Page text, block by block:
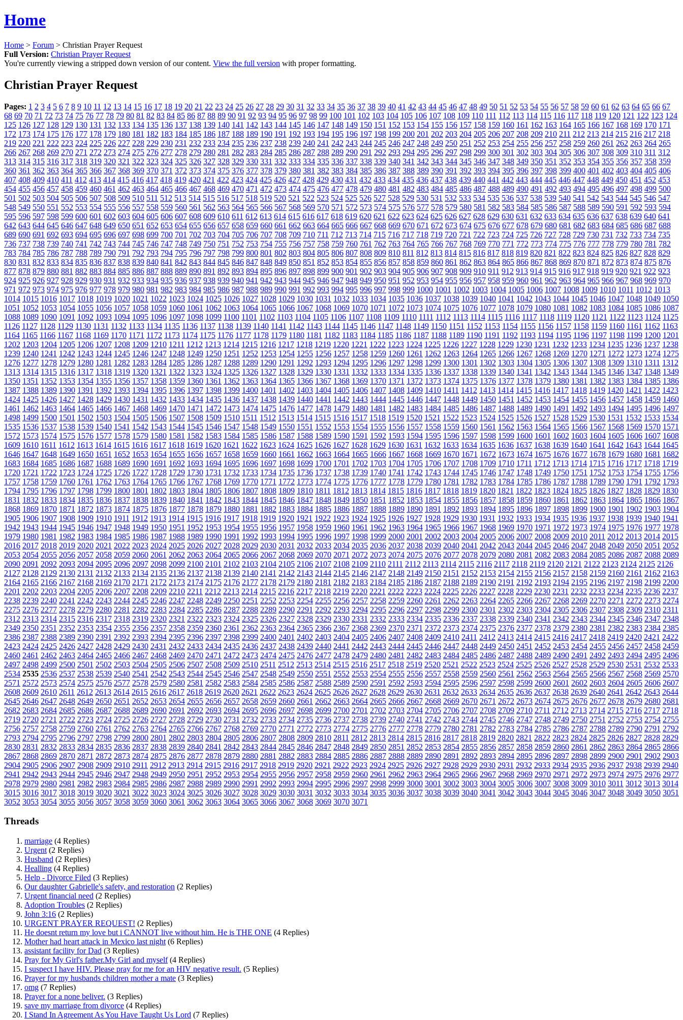
Home
Home > Forum > Christian Prayer Request
Full Version: Christian Prayer Request
You're currently viewing a stripped down version of our content. View the full version with proper formatting.
Christian Prayer Request
Pages: 1 2 3 4 5 6 7 8 9 10 11 12 13 14 15 16 17 18 19 20 21 22 23 24 25 26 27 28 29 30 31 32 33 34 35 36 37 38 39 40 41 42 43 44 45 46 47 48 49 50 51 52 53 54 55 56 57 58 59 60 61 62 63 64 65 66 67
68 69 70 71 72 73 74 75 76 77 78 79 80 81 82 83 84 85 86 87 88 89 90 91 92 93 94 95 96 97 98 99 100 101 102 103 104 105 106 107 108 109 110 111 112 113 114 115 116 117 118 119 120 121 122 123 124
125 126 127 128 129 130 131 132 133 134 135 136 137 138 139 140 141 142 143 144 145 146 147 148 149 150 151 152 153 154 155 156 157 158 159 160 161 162 163 164 165 166 167 168 169 170 171
172 173 174 175 176 177 178 179 180 181 182 183 184 185 186 187 188 189 190 191 192 193 194 195 196 197 198 199 200 201 202 203 204 205 206 207 208 209 210 211 212 213 214 215 216 217 218
219 220 221 222 223 224 225 226 227 228 229 230 231 232 233 234 235 236 237 238 239 240 241 242 243 244 245 246 247 248 249 250 251 252 253 254 255 256 257 258 259 260 261 262 263 264 265
266 267 268 269 270 271 272 273 274 275 276 277 278 279 280 281 282 283 284 285 286 287 288 289 290 291 292 293 294 295 296 297 298 299 300 301 302 303 304 305 306 307 308 309 310 311 312
313 314 315 316 317 318 319 320 321 322 323 324 325 326 327 328 329 330 331 332 333 334 335 336 337 338 339 340 341 342 343 344 345 346 347 348 349 350 351 352 353 354 355 356 357 358 359
360 361 362 363 364 365 366 367 368 369 370 371 372 373 374 375 376 377 378 379 380 381 382 383 384 385 386 387 388 389 390 391 392 393 394 395 396 397 398 399 400 401 402 403 404 405 406
407 408 409 410 411 412 413 414 415 416 417 418 419 420 421 422 423 424 425 426 427 428 429 430 431 432 433 434 435 436 437 438 439 440 441 442 443 444 445 446 447 448 449 450 451 452 453
454 455 456 457 458 459 460 461 462 463 464 465 466 467 468 469 470 471 472 473 474 475 476 477 478 479 480 481 482 483 484 485 486 487 488 489 490 491 492 493 494 495 496 497 498 499 500
501 502 503 504 505 506 507 508 509 510 511 512 513 514 515 516 517 518 519 520 521 522 523 524 525 526 527 528 529 530 531 532 533 534 535 536 537 538 539 540 541 542 543 544 545 546 547
548 549 550 551 552 553 554 555 556 557 558 559 560 561 562 563 564 565 566 567 568 569 570 571 572 573 574 575 576 577 578 579 580 581 582 583 584 585 586 587 588 589 590 591 592 593 594
595 596 597 598 599 600 601 602 603 604 605 606 607 608 609 610 611 612 613 614 615 616 617 618 619 620 621 622 623 624 625 626 627 628 629 630 631 632 633 634 635 636 637 638 639 640 641
642 643 644 645 646 647 648 649 650 651 652 653 654 655 656 657 658 659 660 661 662 663 664 665 666 667 668 669 670 671 672 673 674 675 676 677 678 679 680 681 682 683 684 685 686 687 688
689 690 691 692 693 694 695 696 697 698 699 700 701 702 703 704 705 706 707 708 709 710 711 712 713 714 715 716 717 718 719 720 721 722 723 724 725 726 727 728 729 730 731 732 733 734 735
736 737 738 739 740 741 742 743 744 745 746 747 748 749 750 751 752 753 754 755 756 757 758 759 760 761 762 763 764 765 766 767 768 769 770 771 772 773 774 775 776 777 778 779 780 781 782
783 784 785 786 787 788 789 790 791 792 793 794 795 796 797 798 799 800 801 802 803 804 805 806 807 808 809 810 811 812 813 814 815 816 817 818 819 820 821 822 823 824 825 826 827 828 829
830 831 832 833 834 835 836 837 838 839 840 841 842 843 844 845 846 847 848 849 850 851 852 853 854 855 856 857 858 859 860 861 862 863 864 865 866 867 868 869 870 871 872 873 874 875 876
877 878 879 880 881 882 883 884 885 886 887 888 889 890 891 892 893 894 895 896 897 898 899 900 901 902 903 904 905 906 907 908 909 910 911 912 913 914 915 916 917 918 919 920 921 922 923
924 925 926 927 928 929 930 931 932 933 934 935 936 937 938 939 940 941 942 943 944 945 946 947 948 949 950 951 952 953 954 955 956 957 958 959 960 961 962 963 964 965 966 967 968 969 970
971 972 973 974 975 976 977 978 979 980 981 982 983 984 985 986 987 988 989 990 991 992 993 994 995 996 997 998 999 1000 1001 1002 1003 1004 1005 1006 1007 1008 1009 1010 1011 1012 1013
1014 1015 1016 1017 1018 1019 1020 1021 1022 1023 1024 1025 1026 1027 1028 1029 1030 1031 1032 1033 1034 1035 1036 1037 1038 1039 1040 1041 1042 1043 1044 1045 1046 1047 1048 1049 1050
1051 1052 1053 1054 1055 1056 1057 1058 1059 1060 1061 1062 1063 1064 1065 1066 1067 1068 1069 1070 1071 1072 1073 1074 1075 1076 1077 1078 1079 1080 1081 1082 1083 1084 1085 1086 1087
1088 1089 1090 1091 1092 1093 1094 1095 1096 1097 1098 1099 1100 1101 1102 1103 1104 1105 1106 1107 1108 1109 1110 1111 1112 1113 1114 1115 1116 1117 1118 1119 1120 1121 1122 1123 1124 1125
1126 1127 1128 1129 1130 1131 1132 1133 1134 1135 1136 1137 1138 1139 1140 1141 1142 1143 1144 1145 1146 1147 1148 1149 1150 1151 1152 1153 1154 1155 1156 1157 1158 1159 1160 1161 1162 1163
1164 1165 1166 1167 1168 1169 1170 1171 1172 1173 1174 1175 1176 1177 1178 1179 1180 1181 1182 1183 1184 1185 1186 1187 1188 1189 1190 1191 1192 1193 1194 1195 1196 1197 1198 1199 1200 1201
1202 1203 1204 1205 1206 1207 1208 1209 1210 1211 1212 1213 1214 1215 1216 1217 1218 1219 1220 1221 1222 1223 1224 1225 1226 1227 1228 1229 1230 1231 1232 1233 1234 1235 1236 1237 1238
1239 1240 1241 1242 1243 1244 1245 1246 1247 1248 1249 1250 1251 1252 1253 1254 1255 1256 1257 1258 1259 1260 1261 1262 1263 1264 1265 1266 1267 1268 1269 1270 1271 1272 1273 1274 1275
1276 1277 1278 1279 1280 1281 1282 1283 1284 1285 1286 1287 1288 1289 1290 1291 1292 1293 1294 1295 1296 1297 1298 1299 1300 1301 1302 1303 1304 1305 1306 1307 1308 1309 1310 1311 1312
1313 1314 1315 1316 1317 1318 1319 1320 1321 1322 1323 1324 1325 1326 1327 1328 1329 1330 1331 1332 1333 1334 1335 1336 1337 1338 1339 1340 1341 1342 1343 1344 1345 1346 1347 1348 1349
1350 1351 1352 1353 1354 1355 1356 1357 1358 1359 1360 1361 1362 1363 1364 1365 1366 1367 1368 1369 1370 1371 1372 1373 1374 1375 1376 1377 1378 1379 1380 1381 1382 1383 1384 1385 1386
1387 1388 1389 1390 1391 1392 1393 1394 1395 1396 1397 1398 1399 1400 1401 1402 1403 1404 1405 1406 1407 1408 1409 1410 1411 1412 1413 1414 1415 1416 1417 1418 1419 1420 1421 1422 1423
1424 1425 1426 1427 1428 1429 1430 1431 1432 1433 1434 1435 1436 1437 1438 1439 1440 1441 1442 1443 1444 1445 1446 1447 1448 1449 1450 1451 1452 1453 1454 1455 1456 1457 1458 1459 1460
1461 1462 1463 1464 1465 1466 1467 1468 1469 1470 1471 1472 1473 1474 1475 1476 1477 1478 1479 1480 1481 1482 1483 1484 1485 1486 1487 1488 1489 1490 1491 1492 1493 1494 1495 1496 1497
1498 1499 1500 1501 1502 1503 1504 1505 1506 1507 1508 1509 1510 1511 1512 1513 1514 1515 1516 1517 1518 1519 1520 1521 1522 1523 1524 1525 1526 1527 1528 1529 1530 1531 1532 1533 1534
1535 1536 1537 1538 1539 1540 1541 1542 1543 1544 1545 1546 1547 1548 1549 1550 1551 1552 1553 1554 1555 1556 1557 1558 1559 1560 1561 1562 1563 1564 1565 1566 1567 1568 1569 1570 1571
1572 1573 1574 1575 1576 1577 1578 1579 1580 1581 1582 1583 1584 1585 1586 1587 1588 1589 1590 1591 1592 1593 1594 1595 1596 1597 1598 1599 1600 1601 1602 1603 1604 1605 1606 1607 1608
1609 1610 1611 1612 1613 1614 1615 1616 1617 1618 1619 1620 1621 1622 1623 1624 1625 1626 1627 1628 1629 1630 1631 1632 1633 1634 1635 1636 1637 1638 1639 1640 1641 1642 1643 1644 1645
1646 1647 1648 1649 1650 1651 1652 1653 1654 1655 1656 1657 1658 1659 1660 1661 1662 1663 1664 1665 1666 1667 1668 1669 1670 1671 1672 1673 1674 1675 1676 1677 1678 1679 1680 1681 1682
1683 1684 1685 1686 1687 1688 1689 1690 1691 1692 1693 1694 1695 1696 1697 1698 1699 1700 1701 1702 1703 1704 1705 1706 1707 1708 1709 1710 1711 1712 1713 1714 1715 1716 1717 1718 1719
1720 1721 1722 1723 1724 1725 1726 1727 1728 1729 1730 1731 1732 1733 1734 1735 1736 1737 1738 1739 1740 1741 1742 1743 1744 1745 1746 1747 1748 1749 1750 1751 1752 1753 1754 1755 1756
1757 1758 1759 1760 1761 1762 1763 1764 1765 1766 1767 1768 1769 1770 1771 1772 1773 1774 1775 1776 1777 1778 1779 1780 1781 1782 1783 1784 1785 1786 1787 1788 1789 1790 1791 1792 1793
1794 1795 1796 1797 1798 1799 1800 1801 1802 1803 1804 1805 1806 1807 1808 1809 1810 1811 1812 1813 1814 1815 1816 1817 1818 1819 1820 1821 1822 1823 1824 1825 1826 1827 1828 1829 1830
1831 1832 1833 1834 1835 1836 1837 1838 1839 1840 1841 1842 1843 1844 1845 1846 1847 1848 1849 1850 1851 1852 1853 1854 1855 1856 1857 1858 1859 1860 1861 1862 1863 1864 1865 1866 1867
1868 1869 1870 1871 1872 1873 1874 1875 1876 1877 1878 1879 1880 1881 1882 1883 1884 1885 1886 1887 1888 1889 1890 1891 1892 1893 1894 1895 1896 1897 1898 1899 1900 1901 1902 1903 1904
1905 1906 1907 1908 1909 1910 1911 1912 1913 1914 1915 1916 1917 1918 1919 1920 1921 1922 1923 1924 1925 1926 1927 1928 1929 1930 1931 1932 1933 1934 1935 1936 1937 1938 1939 1940 1941
1942 1943 1944 1945 1946 1947 1948 1949 1950 1951 1952 1953 1954 1955 1956 1957 1958 1959 1960 1961 1962 1963 1964 1965 1966 1967 1968 1969 1970 1971 1972 1973 1974 1975 1976 1977 1978
1979 1980 1981 1982 1983 1984 1985 1986 1987 1988 1989 1990 1991 1992 1993 1994 1995 1996 1997 1998 1999 2000 2001 2002 2003 2004 2005 2006 2007 2008 2009 2010 2011 2012 2013 2014 2015
2016 2017 2018 2019 2020 2021 2022 2023 2024 2025 2026 2027 2028 2029 2030 2031 2032 2033 2034 2035 2036 2037 2038 2039 2040 2041 2042 2043 2044 2045 2046 2047 2048 2049 2050 2051 2052
2053 2054 2055 2056 2057 2058 2059 2060 2061 2062 2063 2064 2065 2066 2067 2068 2069 2070 2071 2072 2073 2074 2075 2076 2077 2078 2079 2080 2081 2082 2083 2084 2085 2086 2087 2088 2089
2090 2091 2092 2093 2094 2095 2096 2097 2098 2099 2100 2101 2102 2103 2104 2105 2106 2107 2108 2109 2110 2111 2112 2113 2114 2115 2116 2117 2118 2119 2120 2121 2122 2123 2124 2125 2126
2127 2128 2129 2130 2131 2132 2133 2134 2135 2136 2137 2138 2139 2140 2141 2142 2143 2144 2145 2146 2147 2148 2149 2150 2151 2152 2153 2154 2155 2156 2157 2158 2159 2160 2161 2162 2163
2164 2165 2166 2167 2168 2169 2170 2171 2172 2173 2174 2175 2176 2177 2178 2179 2180 2181 2182 2183 2184 2185 2186 2187 2188 2189 2190 2191 2192 2193 2194 2195 2196 2197 2198 2199 2200
2201 2202 2203 2204 2205 2206 2207 2208 2209 2210 2211 2212 2213 2214 2215 2216 2217 2218 2219 2220 2221 2222 2223 2224 2225 2226 2227 2228 2229 2230 2231 2232 2233 2234 2235 2236 2237
2238 2239 2240 2241 2242 2243 2244 2245 2246 2247 2248 2249 2250 2251 2252 2253 2254 2255 2256 2257 2258 2259 2260 2261 2262 2263 2264 2265 2266 2267 2268 2269 2270 2271 2272 2273 2274
2275 2276 2277 2278 2279 2280 2281 2282 2283 2284 2285 2286 2287 2288 2289 2290 2291 2292 2293 2294 2295 2296 2297 2298 2299 2300 2301 2302 2303 2304 2305 2306 2307 2308 2309 2310 2311
2312 2313 2314 2315 2316 2317 2318 2319 2320 2321 2322 2323 2324 2325 2326 2327 2328 2329 2330 2331 2332 2333 2334 2335 2336 2337 2338 2339 2340 2341 2342 2343 2344 2345 2346 2347 2348
2349 2350 2351 2352 2353 2354 2355 2356 2357 2358 2359 2360 2361 2362 2363 2364 2365 2366 2367 2368 2369 2370 2371 2372 2373 2374 2375 2376 2377 2378 2379 2380 2381 2382 2383 2384 2385
2386 2387 2388 2389 2390 2391 2392 2393 2394 2395 2396 2397 2398 2399 2400 2401 2402 2403 2404 2405 2406 2407 2408 2409 2410 2411 2412 2413 2414 2415 2416 2417 2418 2419 2420 2421 2422
2423 2424 2425 2426 2427 2428 2429 2430 2431 2432 2433 2434 2435 2436 2437 2438 2439 2440 2441 2442 2443 2444 2445 2446 2447 2448 2449 2450 2451 2452 2453 2454 2455 2456 2457 2458 2459
2460 2461 2462 2463 2464 2465 2466 2467 2468 2469 2470 2471 2472 2473 2474 2475 2476 2477 2478 2479 2480 2481 2482 2483 2484 2485 2486 2487 2488 2489 2490 2491 2492 2493 2494 2495 2496
2497 2498 2499 2500 2501 2502 2503 2504 2505 2506 2507 2508 2509 2510 2511 2512 2513 2514 2515 2516 2517 2518 2519 2520 2521 2522 2523 2524 2525 2526 2527 2528 2529 2530 2531 2532 2533
2534 2535 2536 2537 2538 2539 2540 2541 2542 2543 2544 2545 2546 2547 2548 2549 2550 2551 2552 2553 2554 2555 2556 2557 2558 2559 2560 2561 2562 2563 2564 2565 2566 2567 2568 2569 2570
2571 2572 2573 2574 2575 2576 2577 2578 2579 2580 2581 2582 2583 2584 2585 2586 2587 2588 2589 2590 2591 2592 2593 2594 2595 2596 2597 2598 2599 2600 2601 2602 2603 2604 2605 2606 2607
2608 2609 2610 2611 2612 2613 2614 2615 2616 2617 2618 2619 2620 2621 2622 2623 2624 2625 2626 2627 2628 2629 2630 2631 2632 2633 2634 2635 2636 2637 2638 2639 2640 2641 2642 2643 2644
2645 2646 2647 2648 2649 2650 2651 2652 2653 2654 2655 2656 2657 2658 2659 2660 2661 2662 2663 2664 2665 2666 2667 2668 2669 2670 2671 2672 2673 2674 2675 2676 2677 2678 2679 2680 2681
2682 2683 2684 2685 2686 2687 2688 2689 2690 2691 2692 2693 2694 2695 2696 2697 2698 2699 2700 2701 2702 2703 2704 2705 2706 2707 2708 2709 2710 2711 2712 2713 2714 2715 2716 2717 2718
2719 2720 2721 2722 2723 2724 2725 2726 2727 2728 2729 2730 2731 2732 2733 2734 2735 2736 2737 2738 2739 2740 2741 2742 2743 2744 2745 2746 2747 2748 2749 2750 2751 2752 2753 2754 2755
2756 2757 2758 2759 2760 2761 2762 2763 2764 2765 2766 2767 2768 2769 2770 2771 2772 2773 2774 2775 2776 2777 2778 2779 2780 2781 2782 2783 2784 2785 2786 2787 2788 2789 2790 2791 2792
2793 2794 2795 2796 2797 2798 2799 2800 2801 2802 2803 2804 2805 2806 2807 2808 2809 2810 2811 2812 2813 2814 2815 2816 2817 2818 2819 2820 2821 2822 2823 2824 2825 2826 2827 2828 2829
2830 2831 2832 2833 2834 2835 2836 2837 2838 2839 2840 2841 2842 2843 2844 2845 2846 2847 2848 2849 2850 2851 2852 2853 2854 2855 2856 2857 2858 2859 2860 2861 2862 2863 2864 2865 2866
2867 2868 2869 2870 2871 2872 2873 2874 2875 2876 2877 2878 2879 2880 2881 2882 2883 2884 2885 2886 2887 2888 2889 2890 2891 2892 2893 2894 2895 2896 2897 2898 2899 2900 2901 2902 2903
2904 2905 2906 2907 2908 2909 2910 2911 2912 2913 2914 2915 2916 2917 2918 2919 2920 2921 2922 2923 2924 2925 2926 2927 2928 2929 2930 2931 2932 2933 2934 2935 2936 2937 2938 2939 2940
2941 2942 2943 2944 2945 2946 2947 2948 2949 2950 2951 2952 2953 2954 2955 2956 2957 2958 2959 2960 2961 2962 2963 2964 2965 2966 2967 2968 2969 2970 2971 2972 2973 2974 2975 2976 2977
2978 2979 2980 2981 2982 2983 2984 2985 2986 2987 2988 2989 2990 2991 2992 2993 2994 2995 2996 2997 2998 2999 3000 3001 3002 3003 3004 3005 3006 3007 3008 3009 3010 3011 3012 3013 3014
3015 3016 3017 3018 3019 3020 3021 3022 3023 3024 3025 3026 3027 3028 3029 3030 3031 3032 3033 3034 3035 3036 3037 3038 3039 3040 3041 3042 3043 3044 3045 3046 3047 3048 3049 3050 3051
3052 3053 3054 3055 3056 3057 3058 3059 3060 3061 3062 3063 3064 3065 3066 3067 3068 3069 3070 3071
Threads
marriage (4 Replies)
Urgent (2 Replies)
Husband (2 Replies)
Healling (4 Replies)
Help - Divorce Filed (3 Replies)
Our daughter Gabrielle's safety, and restoration (2 Replies)
Urgent financial need (2 Replies)
Adoption Troubles (2 Replies)
John 3:16 (2 Replies)
URGENT PRAYER REQUEST! (2 Replies)
He doesnt return my love but i CANNOT live without him. He is THE ONE (4 Replies)
Mother had heart attack in Mexico last night (6 Replies)
assistant facility for Dad (3 Replies)
Pray for My Girl's father.My Girl and myself(4 Replies)
I suspect I have HIV. Please pray for me for an HIV negative result. (5 Replies)
Prayer for my husbands children mother a mate (3 Replies)
omg (7 Replies)
Prayer for a none beliver. (3 Replies)
save my marriage from divorce (4 Replies)
I Stand In Agreement As You Have Taught Us Lord (7 Replies)